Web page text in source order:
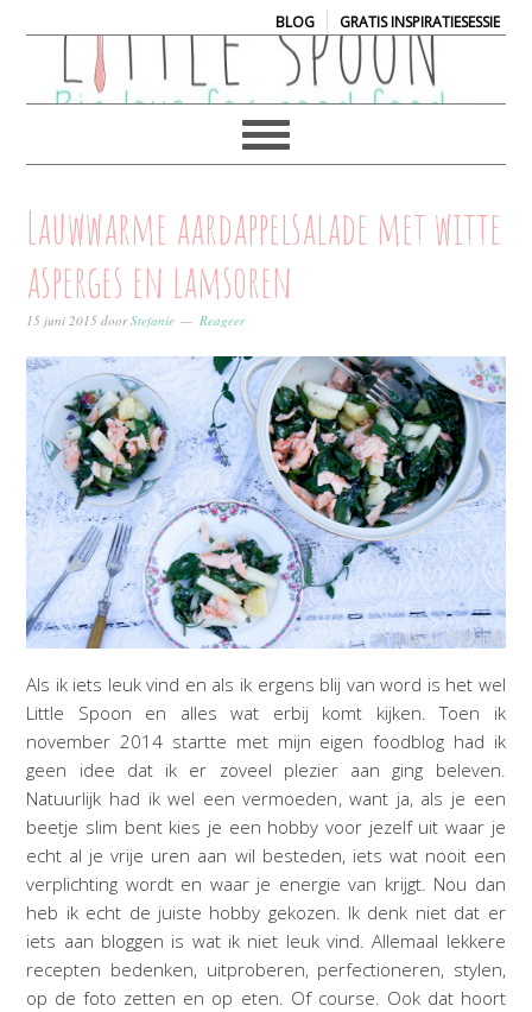
BLOG| GRATIS INSPIRATIESESSIE
Lauwwarme aardappelsalade met witte
asperges en lamsoren
15 juni 2015 doorStefanie Reageer
Als ik iets leuk vind en als ik ergens blij van word is het wel
Little Spoon en alles wat erbij komt kijken. Toen ik
november 2014 startte met mijn eigen foodblog had ik
geen idee dat ik er zoveel plezier aan ging beleven.
Natuurlijk had ik wel een vermoeden, want ja, als je een
beetje slim bent kies je een hobby voor jezelf uit waar je
echt al je vrije uren aan wil besteden, iets wat nooit een
verplichting wordt en waar je energie van krijgt. Nou dan
heb ik echt de juiste hobby gekozen. Ik denk niet dat er
iets aan bloggen is wat ik niet leuk vind. Allemaal lekkere
recepten bedenken, uitproberen, perfectioneren, stylen,
op de foto zetten en op eten. Of course. Ook dat hoort